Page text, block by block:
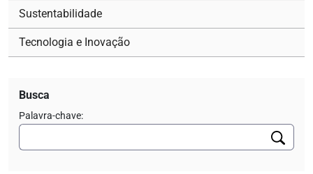
Sustentabilidade
Tecnologia e Inovação
Busca
Palavra-chave: